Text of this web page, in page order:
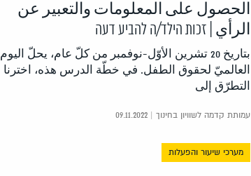
الحصول على المعلومات والتعبير عن
الرأي | זכות הילד/ה להביע דעה
بتاريخ 20 تشرين الأوّل-نوفمبر من كلّ عام، يحلّ اليوم
العالميّ لحقوق الطفل. في خطّة الدرس هذه، اخترنا
التطرّق إلى
עמותת קדמה לשוויון בחינוך | 09.11.2022
מערכי שיעור והפעלות